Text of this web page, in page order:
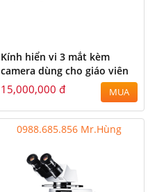
Kính hiển vi 3 mắt kèm
camera dùng cho giáo viên
15,000,000 đ MUA
0988.685.856 Mr.Hùng